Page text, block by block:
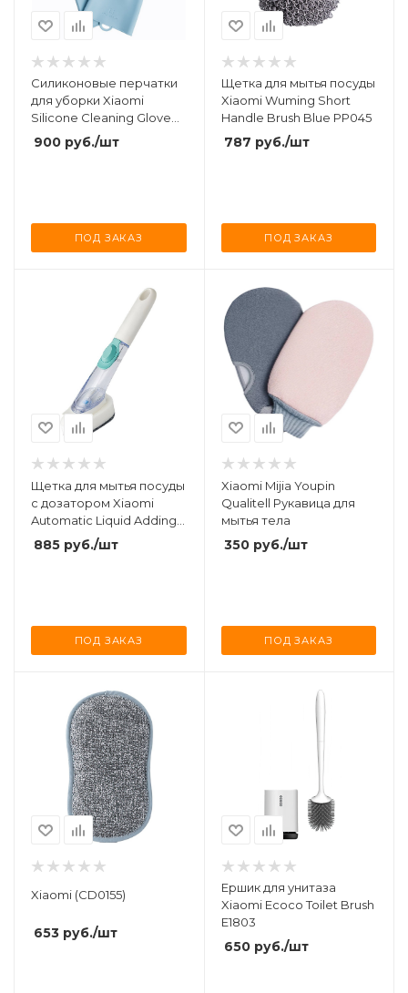
Силиконовые перчатки
для уборки Xiaomi
Silicone Cleaning Glove
Blue (HH674)
900 руб./шт
ПОД ЗАКАЗ
Щетка для мытья посуды
Xiaomi Wuming Short
Handle Brush Blue PP045
787 руб./шт
ПОД ЗАКАЗ
Щетка для мытья посуды
с дозатором Xiaomi
Automatic Liquid Adding
Pot Brush 44ml White
885 руб./шт
ПОД ЗАКАЗ
Xiaomi Mijia Youpin
Qualitell Рукавица для
мытья тела
350руб./шт
ПОД ЗАКАЗ
Xiaomi (CD0155)
653 руб./шт
Ершик для унитаза
Xiaomi Ecoco Toilet Brush
E1803
650руб./шт